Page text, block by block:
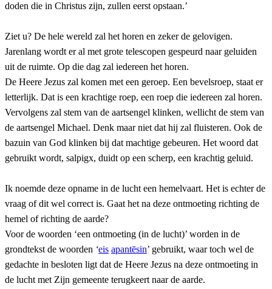
doden die in Christus zijn, zullen eerst opstaan.’
Ziet u? De hele wereld zal het horen en zeker de gelovigen.
Jarenlang wordt er al met grote telescopen gespeurd naar geluiden
uit de ruimte. Op die dag zal iedereen het horen.
De Heere Jezus zal komen met een geroep. Een bevelsroep, staat er
letterlijk. Dat is een krachtige roep, een roep die iedereen zal horen.
Vervolgens zal stem van de aartsengel klinken, wellicht de stem van
de aartsengel Michael. Denk maar niet dat hij zal fluisteren. Ook de
bazuin van God klinken bij dat machtige gebeuren. Het woord dat
gebruikt wordt, salpigx, duidt op een scherp, een krachtig geluid.
Ik noemde deze opname in de lucht een hemelvaart. Het is echter de
vraag of dit wel correct is. Gaat het na deze ontmoeting richting de
hemel of richting de aarde?
Voor de woorden ‘een ontmoeting (in de lucht)’ worden in de
grondtekst de woorden ‘eis apantēsin’ gebruikt, waar toch wel de
gedachte in besloten ligt dat de Heere Jezus na deze ontmoeting in
de lucht met Zijn gemeente terugkeert naar de aarde.